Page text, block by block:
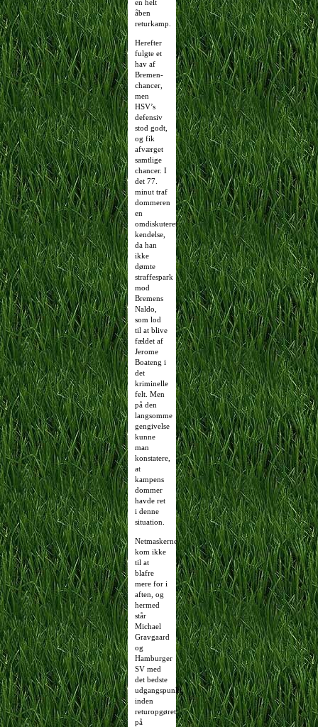
en helt
åben
returkamp.
Herefter
fulgte et
hav af
Bremen-
chancer,
men
HSV’s
defensiv
stod godt,
og fik
afværget
samtlige
chancer. I
det 77.
minut traf
dommeren
en
omdiskuteret
kendelse,
da han
ikke
dømte
straffespark
mod
Bremens
Naldo,
som lod
til at blive
fældet af
Jerome
Boateng i
det
kriminelle
felt. Men
på den
langsomme
gengivelse
kunne
man
konstatere,
at
kampens
dommer
havde ret
i denne
situation.
Netmaskerne
kom ikke
til at
blafre
mere for i
aften, og
hermed
står
Michael
Gravgaard
og
Hamburger
SV med
det bedste
udgangspunkt,
inden
returopgøret
på